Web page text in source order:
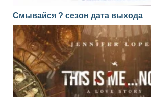
Смывайся ? сезон дата выхода